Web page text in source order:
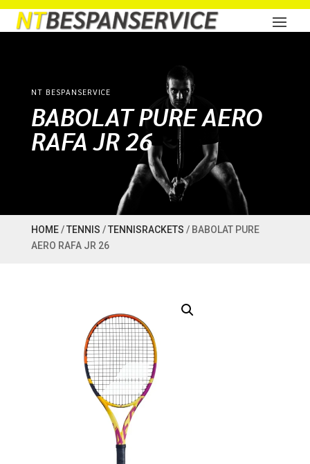
NT BESPANSERVICE
BABOLAT PURE AERO
RAFA JR 26
HOME/TENNIS /TENNISRACKETS / BABOLAT PURE
AERO RAFA JR 26